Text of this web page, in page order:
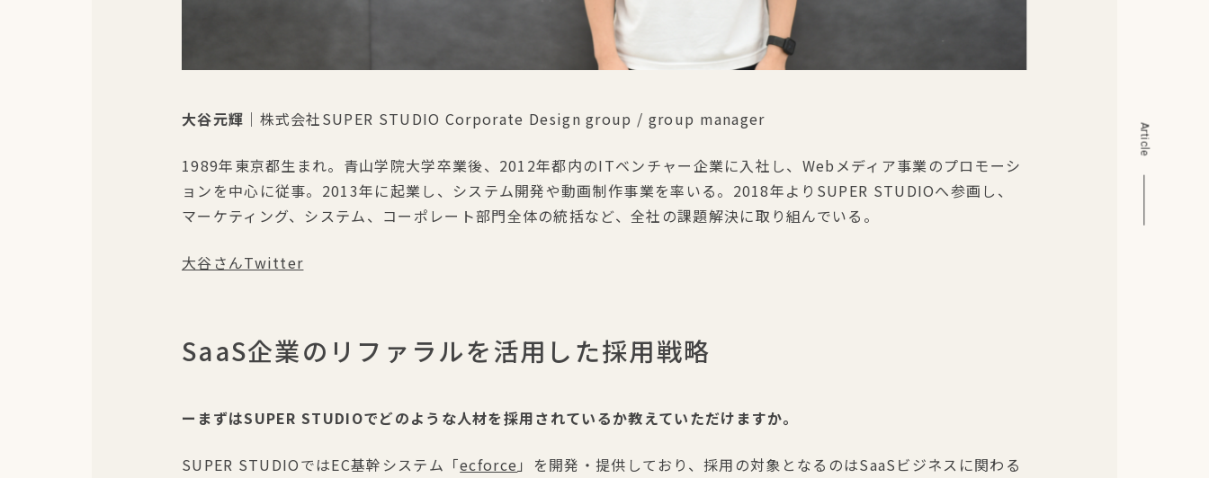
Article
大谷元輝 ｜株式会社SUPER STUDIO Corporate Design group / group manager
1989年東京都生まれ。青山学院大学卒業後、2012年都内のITベンチャー企業に入社し、Webメディア事業のプロモーシ
ョンを中心に従事。2013年に起業し、システム開発や動画制作事業を率いる。2018年よりSUPER STUDIOへ参画し、
マーケティング、システム、コーポレート部門全体の統括など、全社の課題解決に取り組んでいる。
大谷さんTwitter
SaaS企業のリファラルを活用した採用戦略
ーまずはSUPER STUDIOでどのような人材を採用されているか教えていただけますか。
SUPER STUDIOではEC基幹システム「ecforce 」を開発・提供しており、採用の対象となるのはSaaSビジネスに関わる